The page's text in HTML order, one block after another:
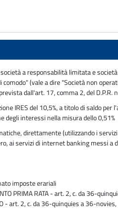
a responsabilità limitata e
(vale a dire "Società non
dall'art. 17, comma 2, del D.P.R.
IRES del 10,5%, a titolo di saldo
degli interessi nella misura dello 0,51%
direttamente (utilizzando i
ai servizi di internet banking messi
imposte erariali
PRIMA RATA - art. 2, c. da 36-
- art. 2, c. da 36-quinquies a 36-